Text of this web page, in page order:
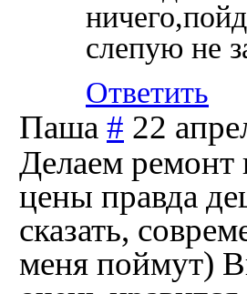
слепую не
Ответить
Паша # 22
Делаем ремонт
цены правда
сказать,
меня поймут)